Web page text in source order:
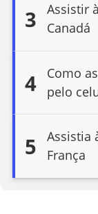
3
Assistir
Canadá
4
Como
pelo
5
Assistia
França